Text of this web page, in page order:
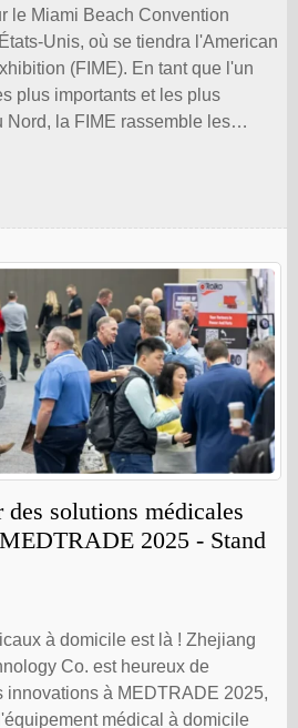
le Miami Beach Convention
Unis, où se tiendra l'American
(FIME). En tant que l'un
plus importants et les plus
Nord, la FIME rassemble les
acheteurs professionnels [...]
solutions médicales
2025 - Stand
à domicile est là ! Zhejiang
Co. est heureux de
innovations à MEDTRADE 2025,
médical à domicile